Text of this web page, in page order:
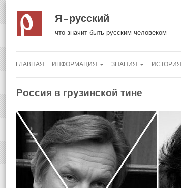
Я русский
что значит быть русским человеком
ГЛАВНАЯ ИНФОРМАЦИЯ ЗНАНИЯ ИСТОРИЯ
Россия в грузинской тине